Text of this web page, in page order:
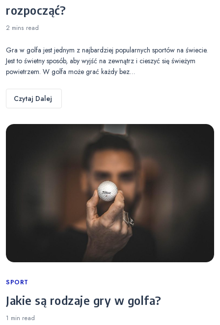
rozpocząć?
2 mins read
Gra w golfa jest jednym z najbardziej popularnych sportów na świecie.
Jest to świetny sposób, aby wyjść na zewnątrz i cieszyć się świeżym
powietrzem. W golfa może grać każdy bez…
Czytaj Dalej
Categories
SPORT
Jakie są rodzaje gry w golfa?
1 min read